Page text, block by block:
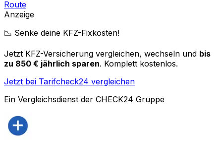
Route
Anzeige
📉 Senke deine KFZ-Fixkosten!
Jetzt KFZ-Versicherung vergleichen, wechseln und bis
zu 850 € jährlich sparen. Komplett kostenlos.
Jetzt bei Tarifcheck24 vergleichen
Ein Vergleichsdienst der CHECK24 Gruppe